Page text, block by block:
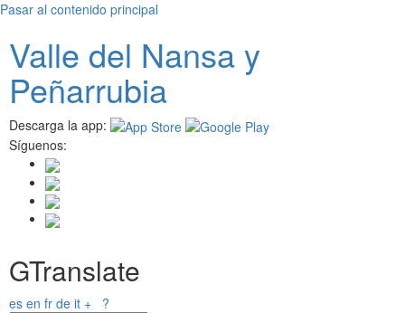
Pasar al contenido principal
Valle del Nansay
Peñarrubia
Descarga la app:
Síguenos:
GTranslate
es en fr de it + ?